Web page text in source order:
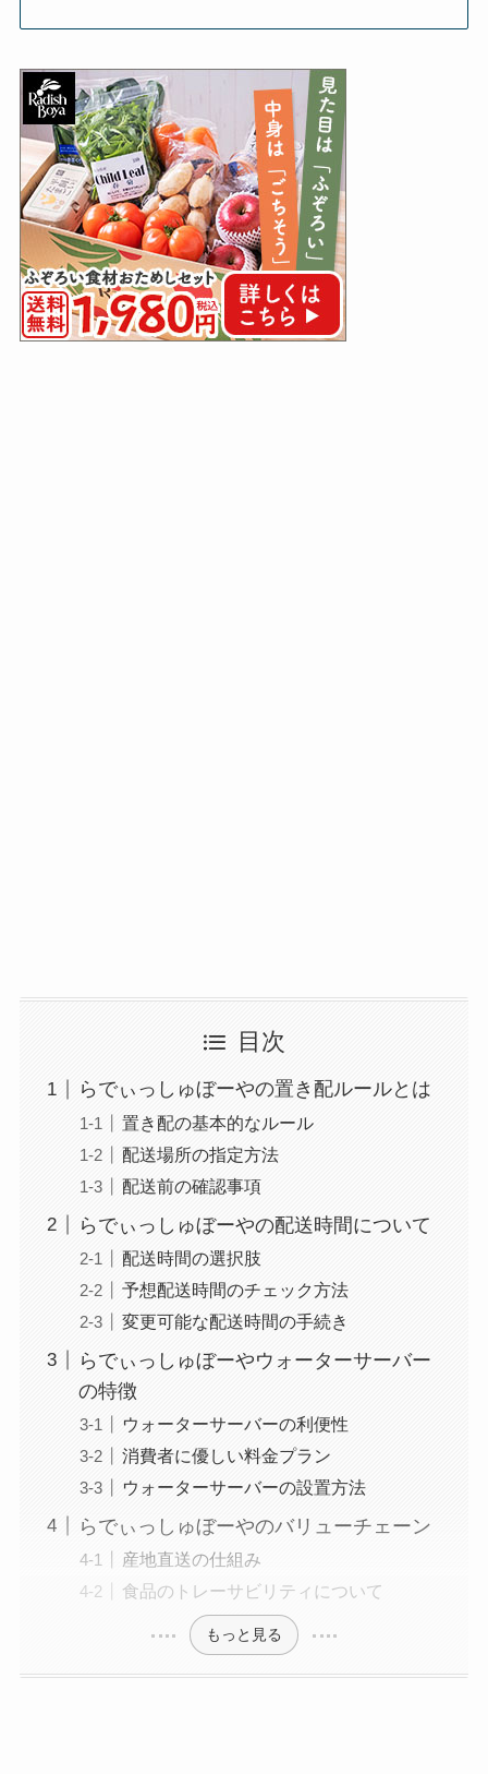
目次
らでぃっしゅぼーやの置き配ルールとは
置き配の基本的なルール
配送場所の指定方法
配送前の確認事項
らでぃっしゅぼーやの配送時間について
配送時間の選択肢
予想配送時間のチェック方法
変更可能な配送時間の手続き
らでぃっしゅぼーやウォーターサーバー
の特徴
ウォーターサーバーの利便性
消費者に優しい料金プラン
ウォーターサーバーの設置方法
らでぃっしゅぼーやのバリューチェーン
産地直送の仕組み
食品のトレーサビリティについて
もっと見る